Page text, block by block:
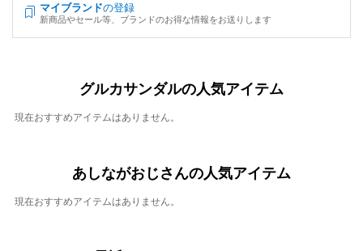
マイブランドの登録
新商品やセール等、ブランドのお得な情報をお送りします
グルカサンダルの人気アイテム
現在おすすめアイテムはありません。
あしながおじさんの人気アイテム
現在おすすめアイテムはありません。